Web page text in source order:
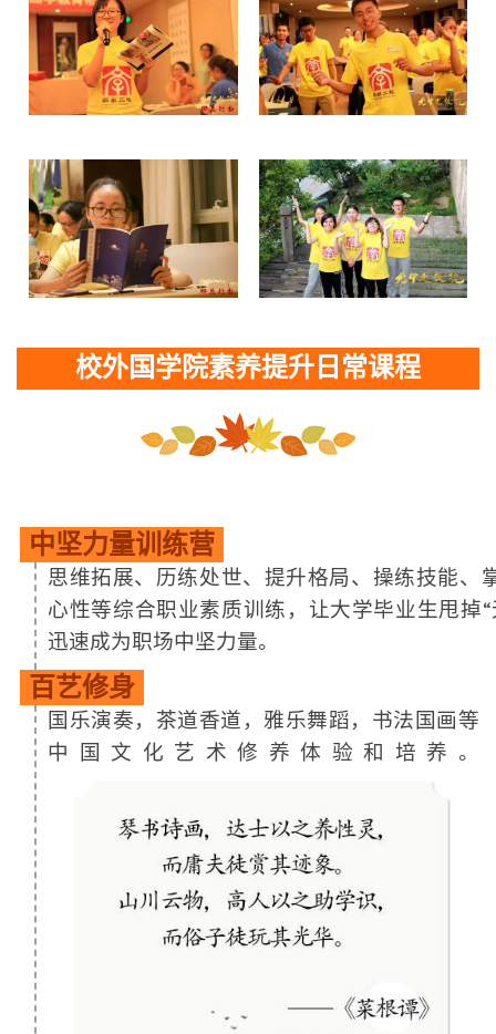
校外国学院素养提升日常课程
中坚力量训练营
思维拓展、历练处世、提升格局、操练技能、
心性等综合职业素质训练，让大学毕业生甩掉
迅速成为职场中坚力量。
百艺修身
国乐演奏，茶道香道，雅乐舞蹈，书法国画等
中国文化艺术修养体验和培养。